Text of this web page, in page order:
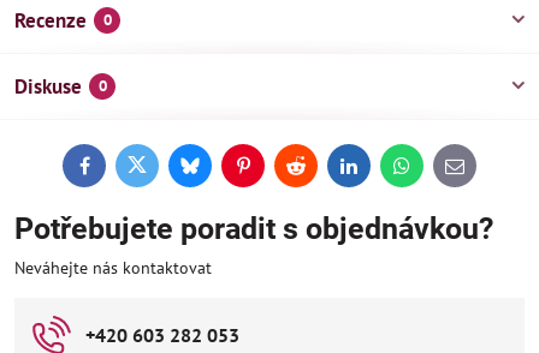
Recenze 0
Diskuse 0
FacebookTwitterBlueskyPinterestReddit LinkedInWhatsApp
E-
mail
Potřebujete poradit s objednávkou?
Neváhejte nás kontaktovat
+420 603 282 053